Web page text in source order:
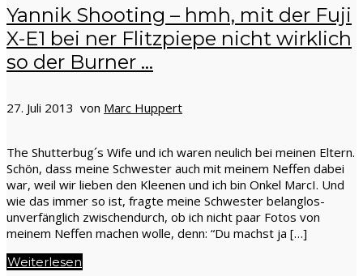
Yannik Shooting – hmh, mit der Fuji
X-E1 bei ner Flitzpiepe nicht wirklich
so der Burner …
27. Juli 2013 von Marc Huppert
The Shutterbug´s Wife und ich waren neulich bei meinen Eltern.
Schön, dass meine Schwester auch mit meinem Neffen dabei
war, weil wir lieben den Kleenen und ich bin Onkel MarcI. Und
wie das immer so ist, fragte meine Schwester belanglos-
unverfänglich zwischendurch, ob ich nicht paar Fotos von
meinem Neffen machen wolle, denn: “Du machst ja […]
Weiterlesen